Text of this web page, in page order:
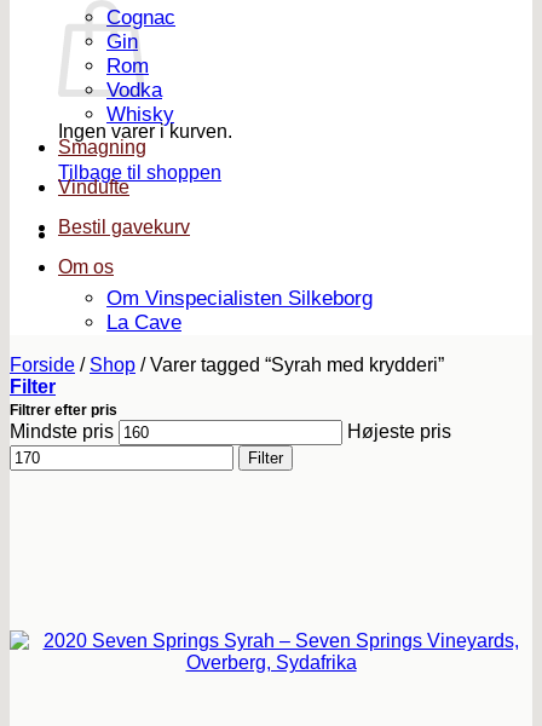
Ingen varer i kurven.
Tilbage til shoppen
Cognac
Gin
Rom
Vodka
Whisky
Smagning
Vindufte
Bestil gavekurv
Om os
Om Vinspecialisten Silkeborg
La Cave
Forside / Shop /Varer tagged “Syrah med krydderi”
Filter
Filtrer efter pris
Mindste pris Højeste pris
Filter